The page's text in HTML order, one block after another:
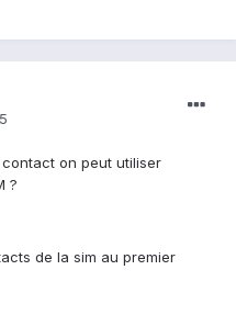
on peut utiliser
?
de la sim au premier